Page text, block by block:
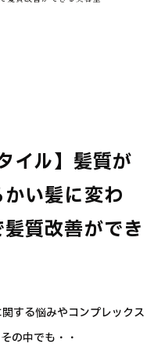
イル】髪質が
い髪に変わ
質改善ができ
する悩みやコンプレックス
の中でも・・